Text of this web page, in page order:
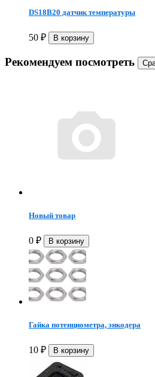
DS18B20 датчик температуры
50 ₽
Рекомендуем посмотреть
Новый товар
0 ₽
Гайка потенциометра, энкодера
10 ₽